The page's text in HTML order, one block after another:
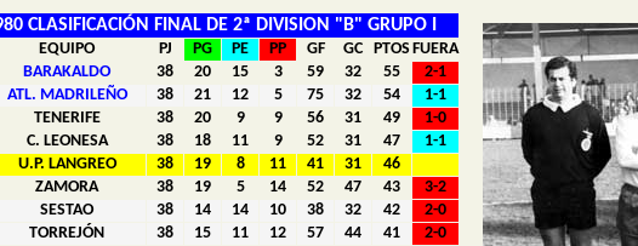
CLASIFICACIÓN FINAL DE 2ª DIVISION "B" GRUPO I
EQUIPO PJ PG PE PP GF GC PTOSFUERA
BARAKALDO 38 20 15 3 59 32 55
2-1
ATL. MADRILEÑO 38 21 12 5 75 32 54
1-1
TENERIFE 38 20 9 9 56 31 49
1-0
C. LEONESA 38 18 11 9 52 31 47
1-1
U.P. LANGREO 38 19 8 11 41 31
46
ZAMORA 38 19 5 14 52 47 43
3-2
SESTAO 38 14 14 10 38 32 42
2-0
TORREJÓN 38 15 11 12 57 44 41
2-0